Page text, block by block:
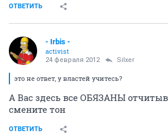
ОТВЕТИТЬ
- Irbis -
activist
24 февраля 2012 Silxer
это не ответ, у властей учитесь?
А Вас здесь все ОБЯЗАНЫ
смените тон
ОТВЕТИТЬ